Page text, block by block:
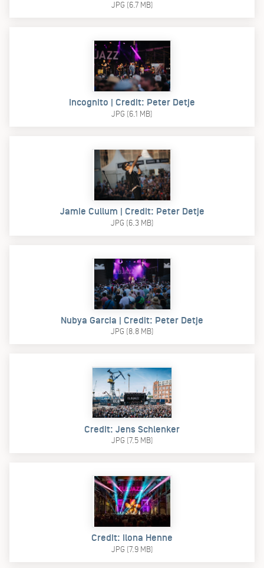
JPG (6.7 MB)
Incognito | Credit: Peter Detje
JPG (6.1 MB)
Jamie Cullum | Credit: Peter Detje
JPG (6.3 MB)
Nubya Garcia | Credit: Peter Detje
JPG (8.8 MB)
Credit: Jens Schlenker
JPG (7.5 MB)
Credit: Ilona Henne
JPG (7.9 MB)